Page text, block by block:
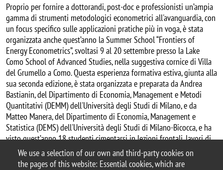
We use a selection of our own and third-party cookies on
the pages of this website: Essential cookies, which are
Proprio per fornire a dottorandi, post-doc e professionisti un’ampia
gamma di strumenti metodologici econometrici all'avanguardia, con
un focus specifico sulle applicazioni pratiche più in voga, è stata
organizzata anche quest’anno la Summer School “Frontiers of
Energy Econometrics”, svoltasi 9 al 20 settembre presso la Lake
Como School of Advanced Studies, nella suggestiva cornice di Villa
del Grumello a Como. Questa esperienza formativa estiva, giunta alla
sua seconda edizione, è stata organizzata e preparata da Andrea
Bastianin, del Dipartimento di Economia, Management e Metodi
Quantitativi (DEMM) dell'Università degli Studi di Milano, e da
Matteo Manera, del Dipartimento di Economia, Management e
Statistica (DEMS) dell'Università degli Studi di Milano-Bicocca, e ha
visto quest’anno 18 studenti cimentarsi in lezioni frontali, lavori di
gruppo e workshop sotto la guida dei docenti Hilde Bjornland,
Chiara Casoli, Fabrizio Iacone, Luca Pedini, Matteo Pelagatti e